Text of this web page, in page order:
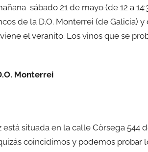
sábado 21 de mayo (de 12 a
de la D.O. Monterrei (de Galicia) y
el veranito. Los vinos que se
Monterrei
situada en la calle Còrsega 544
coincidimos y podemos probar